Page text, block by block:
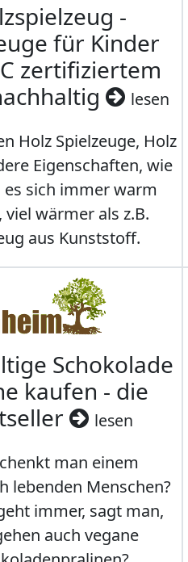
-
für Kinder
zertifiziertem
lesen
Holz Spielzeuge, Holz
Eigenschaften, wie
es sich immer warm
wärmer als z.B.
aus Kunststoff.
Schokolade
kaufen - die
lesen
man einem
lebenden Menschen?
immer, sagt man,
auch vegane